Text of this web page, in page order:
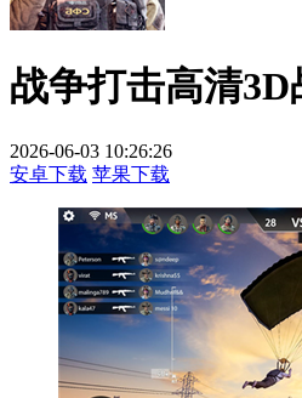
战争打击高清
2026-06-03 10:26:26
安卓下载 苹果下载